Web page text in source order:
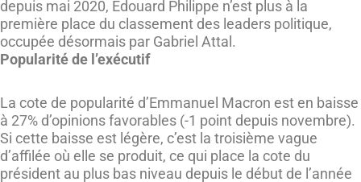
depuis mai 2020, Edouard Philippe n’est plus à la
première place du classement des leaders politique,
occupée désormais par Gabriel Attal.
Popularité de l’exécutif
La cote de popularité d’Emmanuel Macron est en baisse
à 27% d’opinions favorables (-1 point depuis novembre).
Si cette baisse est légère, c’est la troisième vague
d’affilée où elle se produit, ce qui place la cote du
président au plus bas niveau depuis le début de l’année